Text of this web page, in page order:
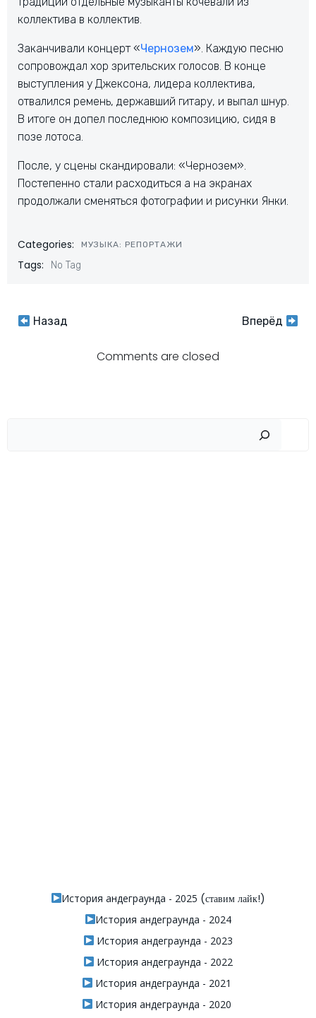
коллектива в коллектив.
Заканчивали концерт «Чернозем». Каждую песню
сопровождал хор зрительских голосов. В конце
выступления у Джексона, лидера коллектива,
отвалился ремень, державший гитару, и выпал шнур.
В итоге он допел последнюю композицию, сидя в
позе лотоса.
После, у сцены скандировали: «Чернозем».
Постепенно стали расходиться а на экранах
продолжали сменяться фотографии и рисунки Янки.
Categories: МУЗЫКА: РЕПОРТАЖИ
Tags: No Tag
Навигация
Назад
Навигация
по
Вперёд
Comments are closed
История андеграунда - 2025 (ставим лайк!)
История андеграунда - 2024
История андеграунда - 2023
История андеграунда - 2022
История андеграунда - 2021
История андеграунда - 2020